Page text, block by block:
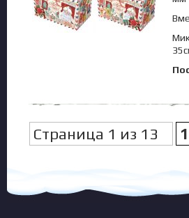
Страница 1 из 13 1